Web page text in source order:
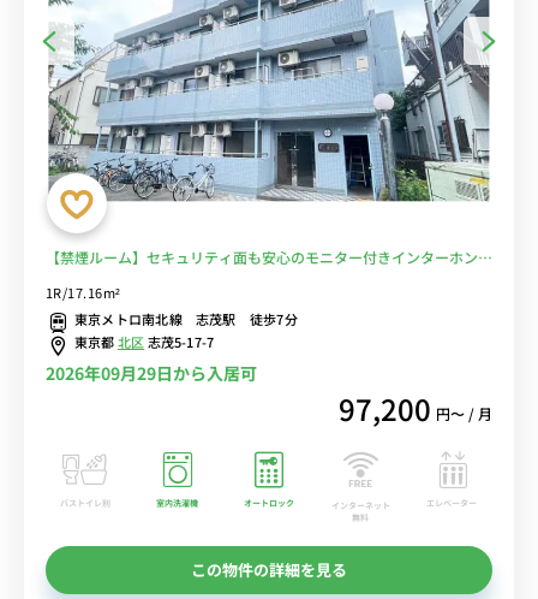
【禁煙ルーム】セキュリティ面も安心のモニター付きインターホン完
商店街などもありお買い物にも便利■選べるWi-Fi格安レンタル中！
1R/17.16m²
東京メトロ南北線 志茂駅 徒歩7分
東京都北区志茂5-17-7
2026年09月29日から入居可
97,200 円〜 / 月
バストイレ別 室内洗濯機 オートロック
インターネット
無料
エレベーター
この物件の詳細を見る